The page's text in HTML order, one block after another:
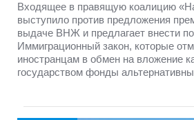
Входящее в правящую коалицию
выступило против предложения
выдаче ВНЖ и предлагает внести
Иммиграционный закон, которые
иностранцам в обмен на вложение
государством фонды